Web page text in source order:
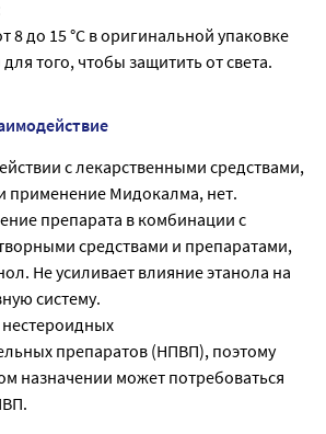
8 до 15 °С в оригинальной упаковке
того, чтобы защитить от света.
с лекарственными средствами,
Мидокалма, нет.
препарата в комбинации с
средствами и препаратами,
Не усиливает влияние этанола на
систему.
препаратов (НПВП), поэтому
назначении может потребоваться